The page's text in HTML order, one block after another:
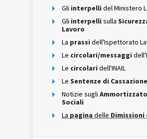
Gli interpelli del Ministero
Gli interpelli sulla
Lavoro
La prassi dell'Ispettorato
Le circolari/messaggi
Le circolari dell'INAIL
Le Sentenze di Cassazione
Notizie sugli
Sociali
La pagina delle Dimissioni